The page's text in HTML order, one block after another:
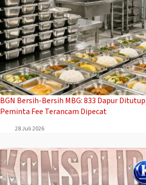
BGN Bersih-Bersih MBG: 833 Dapur
Peminta Fee Terancam Dipecat
28 Juli 2026